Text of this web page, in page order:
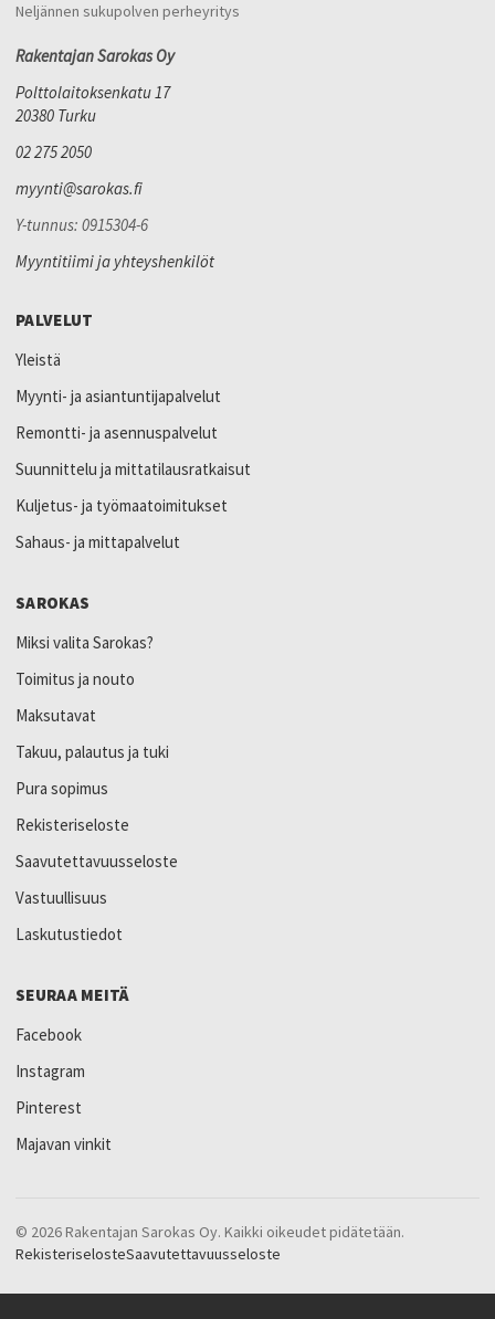
Neljännen sukupolven perheyritys
Rakentajan Sarokas Oy
Polttolaitoksenkatu 17
20380 Turku
02 275 2050
myynti@sarokas.fi
Y-tunnus: 0915304-6
Myyntitiimi ja yhteyshenkilöt
PALVELUT
Yleistä
Myynti- ja asiantuntijapalvelut
Remontti- ja asennuspalvelut
Suunnittelu ja mittatilausratkaisut
Kuljetus- ja työmaatoimitukset
Sahaus- ja mittapalvelut
SAROKAS
Miksi valita Sarokas?
Toimitus ja nouto
Maksutavat
Takuu, palautus ja tuki
Pura sopimus
Rekisteriseloste
Saavutettavuusseloste
Vastuullisuus
Laskutustiedot
SEURAA MEITÄ
Facebook
Instagram
Pinterest
Majavan vinkit
© 2026 Rakentajan Sarokas Oy. Kaikki oikeudet pidätetään.
RekisteriselosteSaavutettavuusseloste